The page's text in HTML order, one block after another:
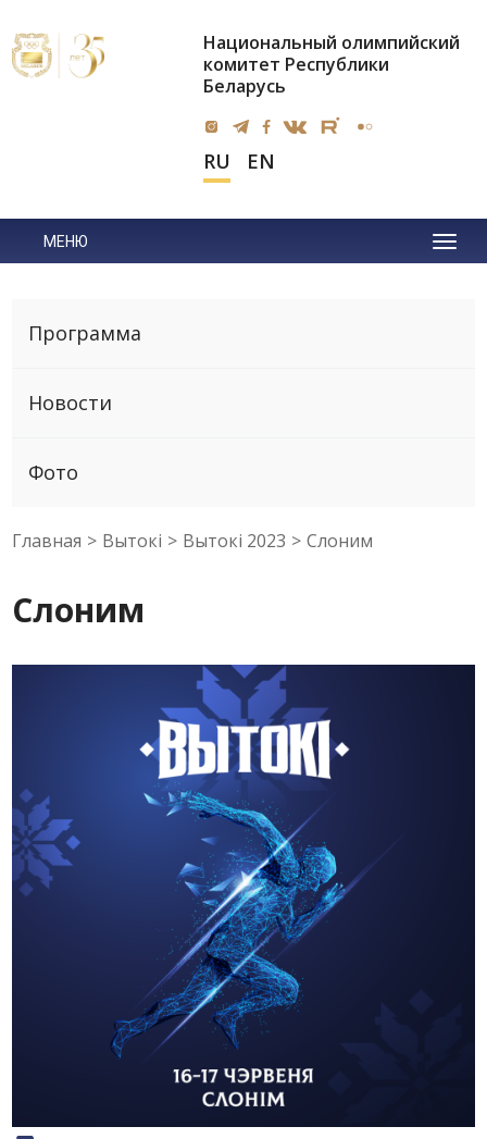
Национальный олимпийский
комитет Республики
Беларусь
RU EN
МЕНЮ
Программа
Новости
Фото
Главная > Вытокi > Вытокi 2023 > Слоним
Слоним